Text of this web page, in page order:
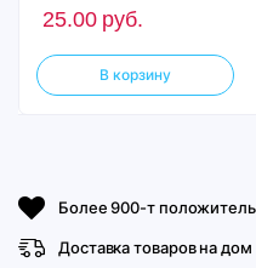
25.00 руб.
В корзину
Более 900-т
Доставка товаров на дом